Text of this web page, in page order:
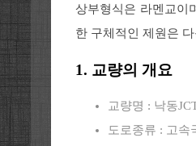
상부형식은 라멘교이
한 구체적인 제원은
1. 교량의 개요
교량명 : 낙동
도로종류 : 고속